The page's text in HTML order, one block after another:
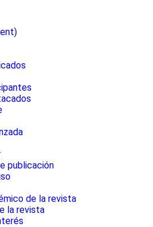
publicación
de la revista
la revista